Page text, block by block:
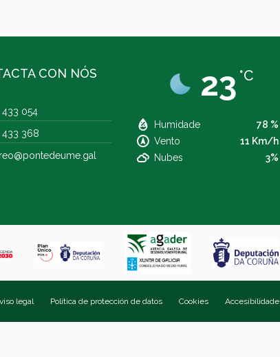
CON NÓS
433 054
433 368
23 °C
Humidade
78 %
Vento
11 Km/h
Nubes
3%
legal Política de protección de datos Cookies Accesibilidade